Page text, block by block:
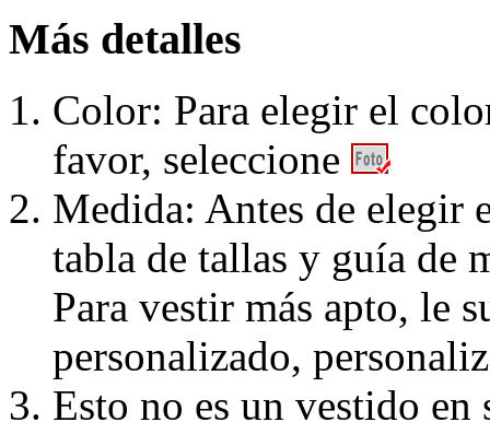
Más detalles
Color: Para elegir el
favor, seleccione
Medida: Antes de elegir
tabla de tallas y guía de
Para vestir más apto, le
personalizado,
Esto no es un vestido